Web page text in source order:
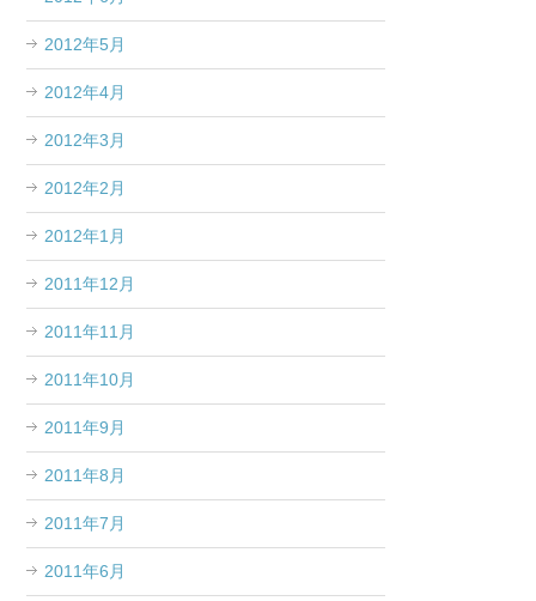
2012年5月
2012年4月
2012年3月
2012年2月
2012年1月
2011年12月
2011年11月
2011年10月
2011年9月
2011年8月
2011年7月
2011年6月